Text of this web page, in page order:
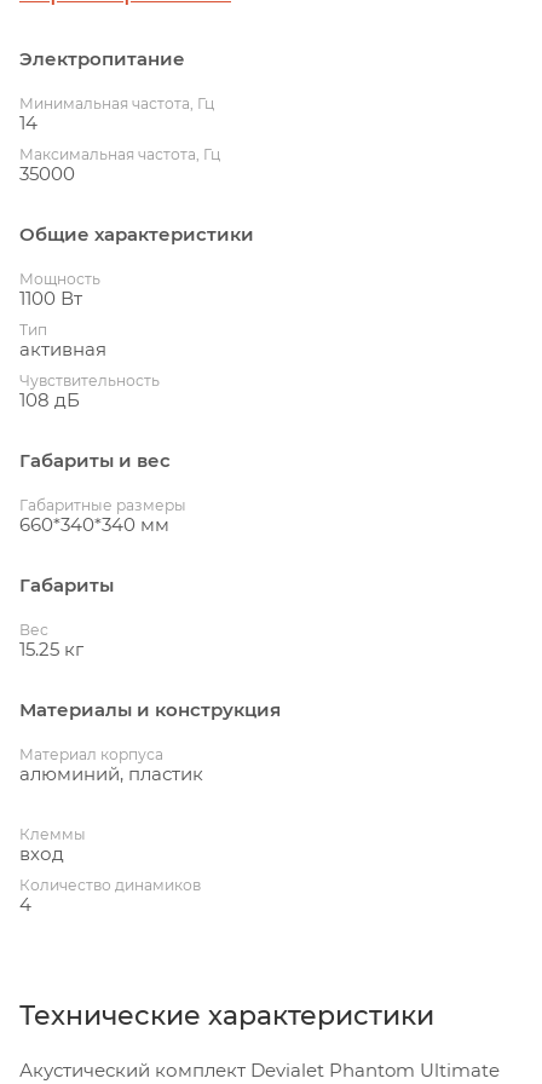
Электропитание
Минимальная частота, Гц
14
Максимальная частота, Гц
35000
Общие характеристики
Мощность
1100 Вт
Тип
активная
Чувствительность
108 дБ
Габариты и вес
Габаритные размеры
660*340*340 мм
Габариты
Вес
15.25 кг
Материалы и конструкция
Материал корпуса
алюминий, пластик
Клеммы
вход
Количество динамиков
4
Технические характеристики
Акустический комплект Devialet Phantom Ultimate